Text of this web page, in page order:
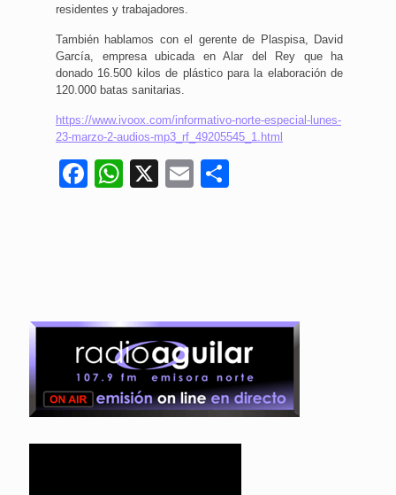
residentes y trabajadores.
También hablamos con el gerente de Plaspisa, David
García, empresa ubicada en Alar del Rey que ha
donado 16.500 kilos de plástico para la elaboración de
120.000 batas sanitarias.
https://www.ivoox.com/informativo-norte-especial-lunes-
23-marzo-2-audios-mp3_rf_49205545_1.html
Facebook
WhatsApp
X Email